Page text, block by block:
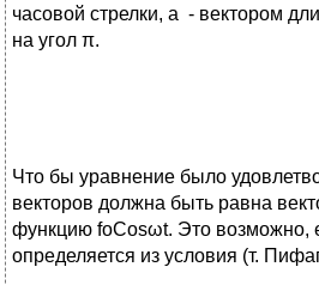
часовой стрелки, а - вектором
на угол π.
Что бы уравнение было
векторов должна быть равна
функцию foCosωt. Это возможно,
определяется из условия (т.